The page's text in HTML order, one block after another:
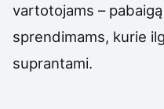
vartotojams –
sprendimams, kurie
suprantami.